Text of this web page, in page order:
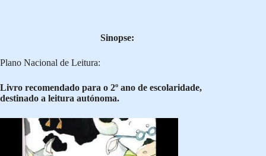
Sinopse:
Plano Nacional de Leitura:
Livro recomendado para o 2º ano de escolaridade,
destinado a leitura autónoma.